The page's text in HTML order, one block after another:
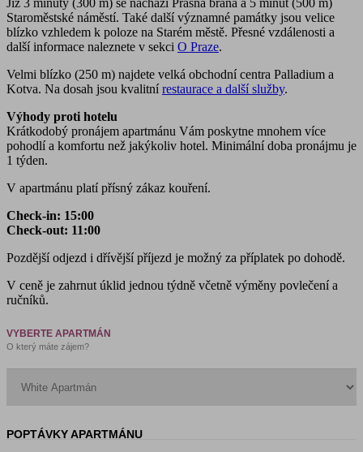
Staroměstské náměstí. Také další významné památky jsou velice
blízko vzhledem k poloze na Starém městě. Přesné vzdálenosti a
další informace naleznete v sekci O Praze.
Velmi blízko (250 m) najdete velká obchodní centra Palladium a
Kotva. Na dosah jsou kvalitnírestaurace a další služby.
Výhody proti hotelu
Krátkodobý pronájem apartmánu Vám poskytne mnohem více
pohodlí a komfortu než jakýkoliv hotel. Minimální doba pronájmu je
1 týden.
V apartmánu platí přísný zákaz kouření.
Check-in: 15:00
Check-out: 11:00
Pozdější odjezd i dřívější příjezd je možný za příplatek po dohodě.
V ceně je zahrnut úklid jednou týdně včetně výměny povlečení a
ručníků.
VYBERTE APARTMÁN
O který máte zájem?
POPTÁVKY APARTMÁNU